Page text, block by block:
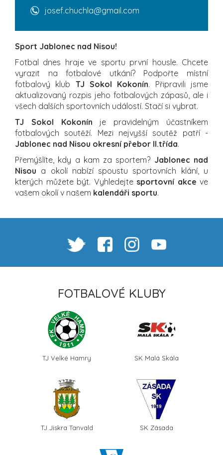
josef.chuchla@gmail.com
Sport Jablonec nad Nisou!
Fotbal dnes hraje ve sportu první housle. Chcete
vyrazit na fotbalové utkání? Podpořte místní
fotbalový klub TJ Sokol Kokonín. Připravili jsme
aktualizovaný rozpis jeho fotbalových zápasů, ale i
všech dalších sportovních událostí. Stačí si vybrat.
TJ Sokol Kokonín je pravidelným účastníkem
fotbalových soutěží. Mezi nejvyšší soutěž patří -
Jablonec nad Nisou okresní přebor II.třída.
Přemýšlíte, kdy a kam za sportem? Jablonec nad
Nisou a okolí nabízí spoustu sportovních klání, u
kterých můžete být. Vyhledejte sportovní akce ve
vašem okolí v našem kalendáři sportu.
FOTBALOVÉ KLUBY
TJ Velké Hamry SK Malá Skála
TJ Jiskra Tanvald SK Zásada